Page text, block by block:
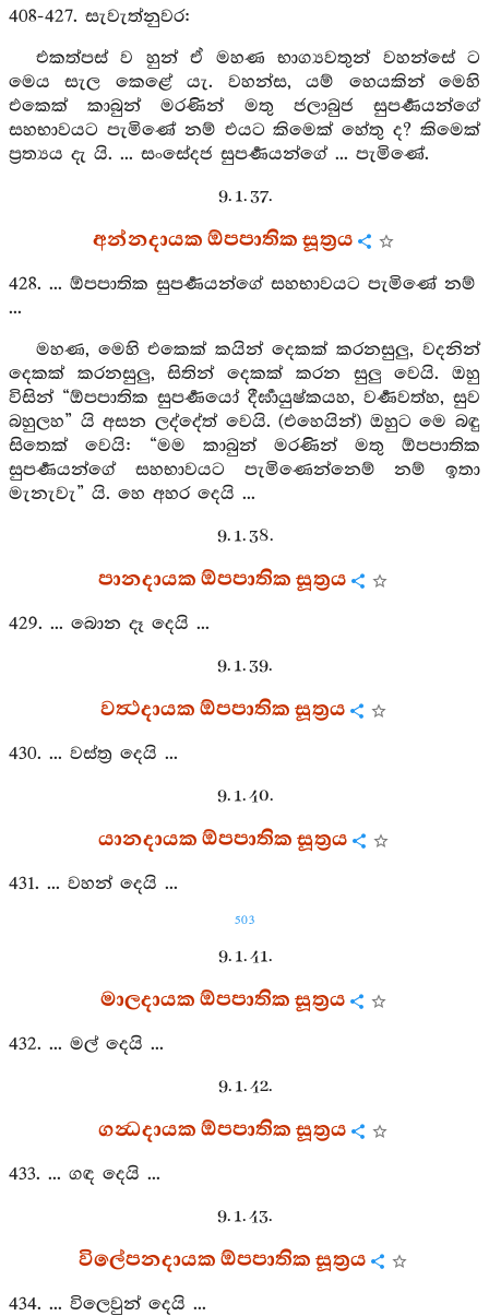
408-427. සැවැත්නුවර:
එකත්පස් ව හුන් ඒ මහණ භාග්‍යවතුන් වහන්සේ ට
මෙය සැල කෙළේ යැ. වහන්ස, යම් හෙයකින් මෙහි
එකෙක් කාබුන් මරණින් මතු ජලාබුජ සුපර්‍ණයන්ගේ
සහභාවයට පැමිණේ නම් එයට කිමෙක් හේතු ද? කිමෙක්
ප්‍රත්‍යය දැ යි. ... සංසේදජ සුපර්‍ණයන්ගේ ... පැමිණේ.
9. 1. 37.
අන්නදායක ඕපපාතික සූත්‍රය
428. ... ඕපපාතික සුපර්‍ණයන්ගේ සහභාවයට පැමිණේ නම්
...
මහණ, මෙහි එකෙක් කයින් දෙකක් කරනසුලු, වදනින්
දෙකක් කරනසුලු, සිතින් දෙකක් කරන සුලු වෙයි. ඔහු
විසින් “ඕපපාතික සුපර්‍ණයෝ දීර්‍ඝායුෂ්කයහ, වර්‍ණවත්හ, සුව
බහුලහ” යි අසන ලද්දේත් වෙයි. (එහෙයින්) ඔහුට මෙ බඳු
සිතෙක් වෙයි: “මම කාබුන් මරණින් මතු ඕපපාතික
සුපර්‍ණයන්ගේ සහභාවයට පැමිණෙන්නෙම් නම් ඉතා
මැනැවැ” යි. හෙ අහර දෙයි ...
9. 1. 38.
පානදායක ඕපපාතික සූත්‍රය
429. ... බොන දෑ දෙයි ...
9. 1. 39.
වත්‍ථදායක ඕපපාතික සූත්‍රය
430. ... වස්ත්‍ර දෙයි ...
9. 1. 40.
යානදායක ඕපපාතික සූත්‍රය
431. ... වහන් දෙයි ...
503
9. 1. 41.
මාලදායක ඕපපාතික සූත්‍රය
432. ... මල් දෙයි ...
9. 1. 42.
ගන්‍ධදායක ඕපපාතික සූත්‍රය
433. ... ගඳ දෙයි ...
9. 1. 43.
විලේපනදායක ඕපපාතික සූත්‍රය
434. ... විලෙවුන් දෙයි ...